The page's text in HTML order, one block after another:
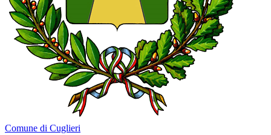
Comune di Cuglieri